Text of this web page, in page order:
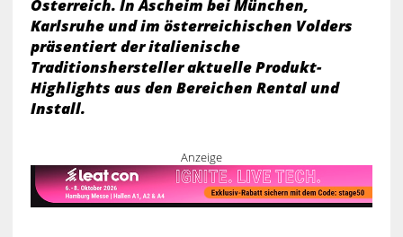
Österreich. In Ascheim bei München,
Karlsruhe und im österreichischen Volders
präsentiert der italienische
Traditionshersteller aktuelle Produkt-
Highlights aus den Bereichen Rental und
Install.
Anzeige